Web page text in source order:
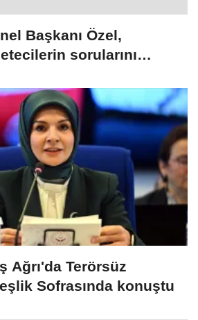
Başkanı Özel,
sorularını
Ağrı'da Terörsüz
Sofrasında konuştu